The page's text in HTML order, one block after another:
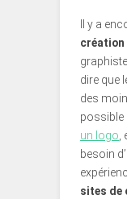
Il y a
création
dire que
des
possible
un logo
besoin
sites de